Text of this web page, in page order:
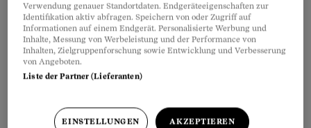
… du im Ausland Kirchenglocken und
tausend Presslufthämmern (die Schweiz – die
Verwendung genauer Standortdaten. Endgeräteeigenschaften zur
Identifikation aktiv abfragen. Speichern von oder Zugriff auf
Informationen auf einem Endgerät. Personalisierte Werbung und
Inhalte, Messung von Werbeleistung und der Performance von
Inhalten, Zielgruppenforschung sowie Entwicklung und Verbesserung
von Angeboten.
Liste der Partner (Lieferanten)
EINSTELLUNGEN AKZEPTIEREN